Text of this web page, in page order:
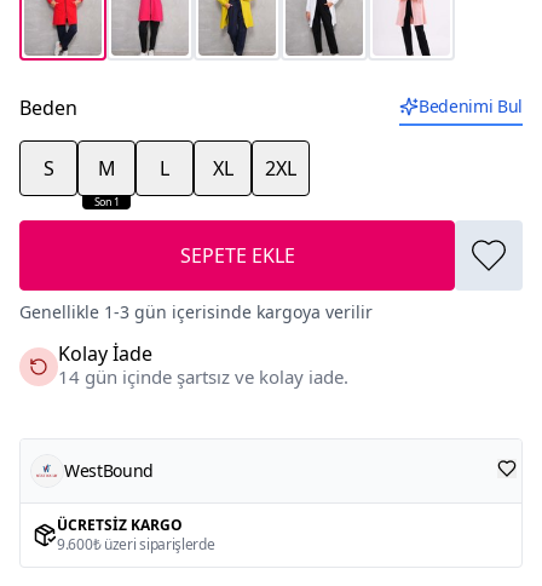
Beden Bedenimi Bul
S
Son 1
M L XL 2XL
SEPETE EKLE
Genellikle 1-3 gün içerisinde kargoya verilir
Kolay İade
14 gün içinde şartsız ve kolay iade.
WestBound
ÜCRETSIZ KARGO
9.600₺ üzeri siparişlerde